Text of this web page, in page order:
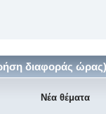
διαφοράς ώρας)
Νέα θέματα